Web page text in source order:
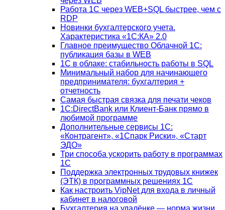
Работа 1С через WEB+SQL быстрее, чем с
RDP
Новинки бухгалтерского учета.
Характеристика «1С:КА» 2.0
Главное преимущество Облачной 1С:
публикация базы в WEB
1С в облаке: стабильность работы в SQL
Минимальный набор для начинающего
предпринимателя: бухгалтерия +
отчетность
Самая быстрая связка для печати чеков
1С:DirectBank или Клиент-Банк прямо в
любимой программе
Дополнительные сервисы 1С:
«Контрагент», «1Спарк Риски», «Старт
ЭДО»
Три способа ускорить работу в программах
1С
Поддержка электронных трудовых книжек
(ЭТК) в программных решениях 1С
Как настроить VipNet для входа в личный
кабинет в налоговой